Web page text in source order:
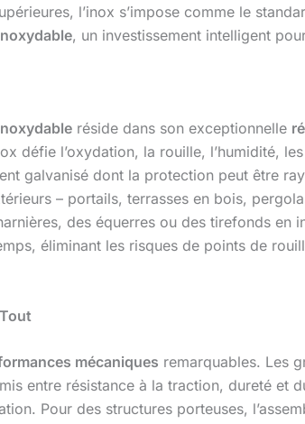
l’inox s’impose comme le
, un investissement intelligent
réside dans son exceptionnelle
défie l’oxydation, la rouille, l’humidité,
galvanisé dont la protection peut être
– portails, terrasses en bois,
des équerres ou des tirefonds en
éliminant les risques de points de
mécaniques remarquables. Les
entre résistance à la traction, dureté et
Pour des structures porteuses,